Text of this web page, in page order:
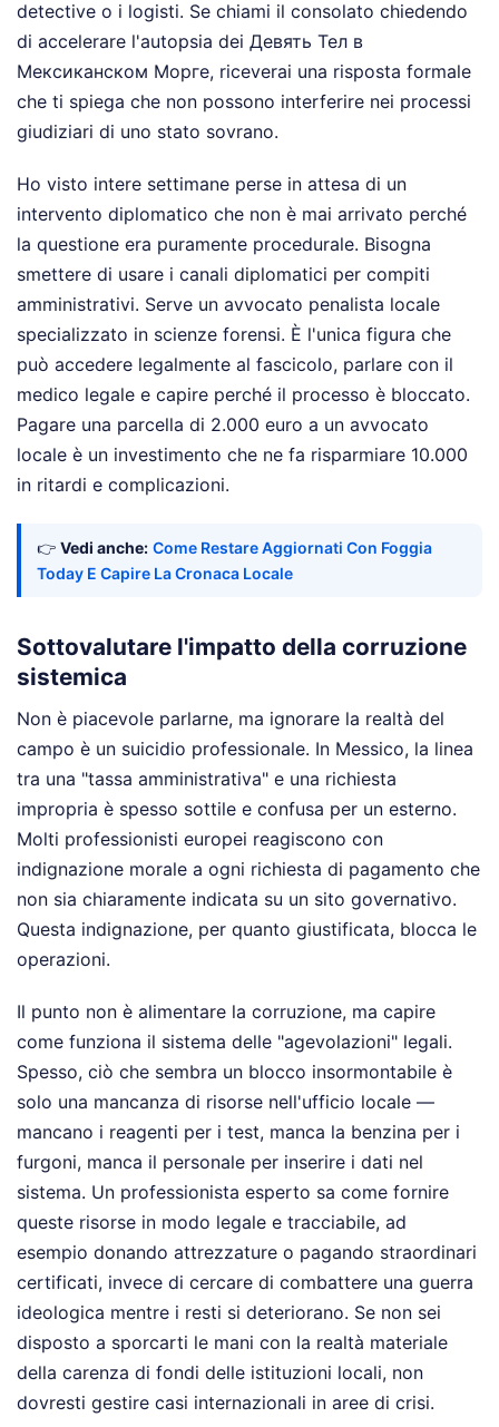
detective o i logisti. Se chiami il consolato chiedendo
di accelerare l'autopsia dei Девять Тел в
Мексиканском Морге, riceverai una risposta formale
che ti spiega che non possono interferire nei processi
giudiziari di uno stato sovrano.
Ho visto intere settimane perse in attesa di un
intervento diplomatico che non è mai arrivato perché
la questione era puramente procedurale. Bisogna
smettere di usare i canali diplomatici per compiti
amministrativi. Serve un avvocato penalista locale
specializzato in scienze forensi. È l'unica figura che
può accedere legalmente al fascicolo, parlare con il
medico legale e capire perché il processo è bloccato.
Pagare una parcella di 2.000 euro a un avvocato
locale è un investimento che ne fa risparmiare 10.000
in ritardi e complicazioni.
👉 Vedi anche: Come Restare Aggiornati Con Foggia
Today E Capire La Cronaca Locale
Sottovalutare l'impatto della corruzione
sistemica
Non è piacevole parlarne, ma ignorare la realtà del
campo è un suicidio professionale. In Messico, la linea
tra una "tassa amministrativa" e una richiesta
impropria è spesso sottile e confusa per un esterno.
Molti professionisti europei reagiscono con
indignazione morale a ogni richiesta di pagamento che
non sia chiaramente indicata su un sito governativo.
Questa indignazione, per quanto giustificata, blocca le
operazioni.
Il punto non è alimentare la corruzione, ma capire
come funziona il sistema delle "agevolazioni" legali.
Spesso, ciò che sembra un blocco insormontabile è
solo una mancanza di risorse nell'ufficio locale —
mancano i reagenti per i test, manca la benzina per i
furgoni, manca il personale per inserire i dati nel
sistema. Un professionista esperto sa come fornire
queste risorse in modo legale e tracciabile, ad
esempio donando attrezzature o pagando straordinari
certificati, invece di cercare di combattere una guerra
ideologica mentre i resti si deteriorano. Se non sei
disposto a sporcarti le mani con la realtà materiale
della carenza di fondi delle istituzioni locali, non
dovresti gestire casi internazionali in aree di crisi.